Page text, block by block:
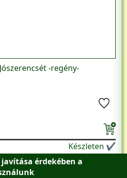
-regény-
Készleten ✔
érdekében a